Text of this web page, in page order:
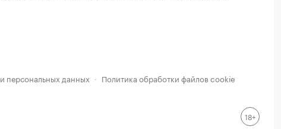
персональных данных · Политика обработки файлов cookie
18+